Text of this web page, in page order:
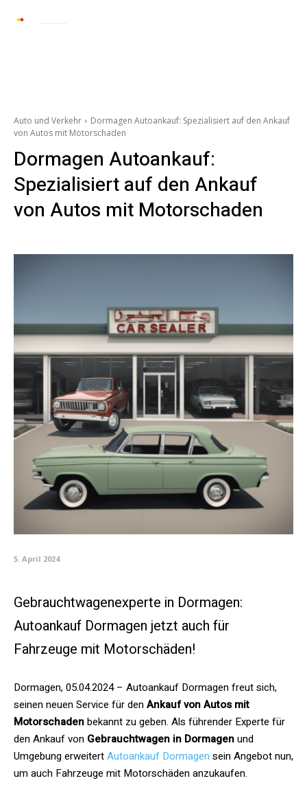
Auto und Verkehr
Dormagen Autoankauf: Spezialisiert auf den Ankauf
von Autos mit Motorschaden
Dormagen Autoankauf:
Spezialisiert auf den Ankauf
von Autos mit Motorschaden
5. April 2024
Gebrauchtwagenexperte in Dormagen:
Autoankauf Dormagen jetzt auch für
Fahrzeuge mit Motorschäden!
Dormagen, 05.04.2024 – Autoankauf Dormagen freut sich,
seinen neuen Service für denAnkauf von Autos mit
Motorschadenbekannt zu geben. Als führender Experte für
den Ankauf von Gebrauchtwagen in Dormagenund
Umgebung erweitertAutoankauf Dormagen sein Angebot nun,
um auch Fahrzeuge mit Motorschäden anzukaufen.